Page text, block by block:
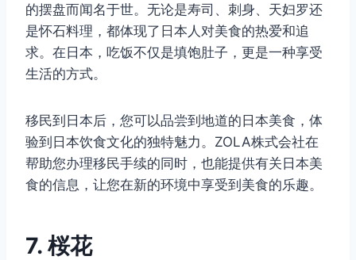
的摆盘而闻名于世。无论是寿司、刺身、天妇罗还
是怀石料理，都体现了日本人对美食的热爱和追
求。在日本，吃饭不仅是填饱肚子，更是一种享受
生活的方式。
移民到日本后，您可以品尝到地道的日本美食，体
验到日本饮食文化的独特魅力。ZOLA株式会社在
帮助您办理移民手续的同时，也能提供有关日本美
食的信息，让您在新的环境中享受到美食的乐趣。
7. 桜花